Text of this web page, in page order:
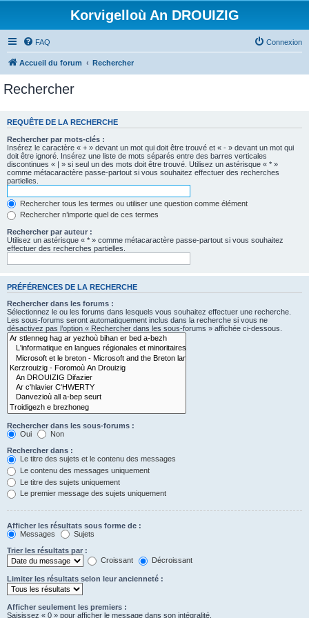
Korvigelloù An DROUIZIG
FAQ Connexion
Accueil du forum Rechercher
Rechercher
REQUÊTE DE LA RECHERCHE
Rechercher par mots-clés :
Insérez le caractère « + » devant un mot qui doit être trouvé et « - » devant un mot qui
doit être ignoré. Insérez une liste de mots séparés entre des barres verticales
discontinues « | » si seul un des mots doit être trouvé. Utilisez un astérisque « * »
comme métacaractère passe-partout si vous souhaitez effectuer des recherches
partielles.
Rechercher tous les termes ou utiliser une question comme élément
Rechercher n’importe quel de ces termes
Rechercher par auteur :
Utilisez un astérisque « * » comme métacaractère passe-partout si vous souhaitez
effectuer des recherches partielles.
PRÉFÉRENCES DE LA RECHERCHE
Rechercher dans les forums :
Sélectionnez le ou les forums dans lesquels vous souhaitez effectuer une recherche.
Les sous-forums seront automatiquement inclus dans la recherche si vous ne
désactivez pas l’option « Rechercher dans les sous-forums » affichée ci-dessous.
Rechercher dans les sous-forums :
Oui
Non
Rechercher dans :
Le titre des sujets et le contenu des messages
Le contenu des messages uniquement
Le titre des sujets uniquement
Le premier message des sujets uniquement
Afficher les résultats sous forme de :
Messages
Sujets
Trier les résultats par :
Croissant
Décroissant
Limiter les résultats selon leur ancienneté :
Afficher seulement les premiers :
Saisissez « 0 » pour afficher le message dans son intégralité.